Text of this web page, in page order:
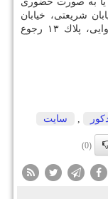
شریعتی، خیابان
ملك(نرسیده به بهار شیراز)، نبش خیابان وزوایی، پلاك ۱۳ رجوع
, سایت
(0)